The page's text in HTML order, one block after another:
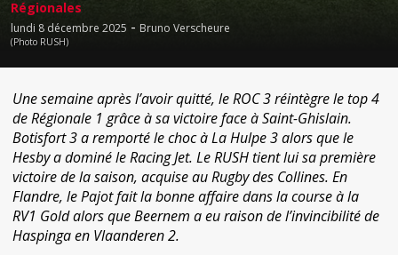
Régionales
lundi 8 décembre 2025 - Bruno Verscheure
(Photo RUSH)
Une semaine après l’avoir quitté, le ROC 3 réintègre le top 4
de Régionale 1 grâce à sa victoire face à Saint-Ghislain.
Botisfort 3 a remporté le choc à La Hulpe 3 alors que le
Hesby a dominé le Racing Jet. Le RUSH tient lui sa première
victoire de la saison, acquise au Rugby des Collines. En
Flandre, le Pajot fait la bonne affaire dans la course à la
RV1 Gold alors que Beernem a eu raison de l’invincibilité de
Haspinga en Vlaanderen 2.